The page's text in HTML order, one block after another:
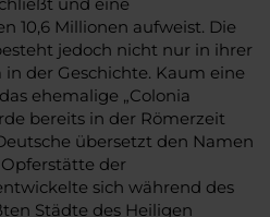
10,6 Millionen aufweist. Die
jedoch nicht nur in ihrer
der Geschichte. Kaum eine
ehemalige „Colonia
bereits in der Römerzeit
übersetzt den Namen
der
sich während des
Städte des Heiligen